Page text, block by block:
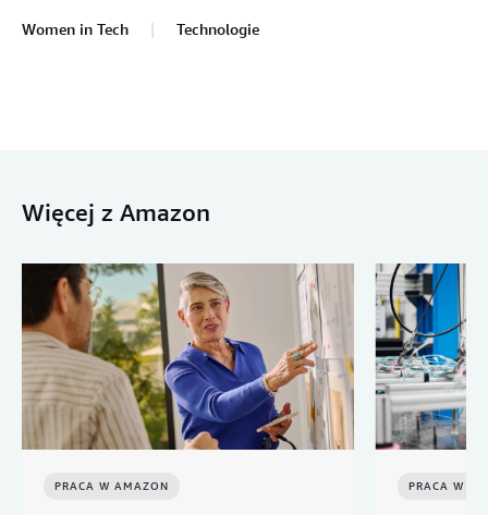
Women in Tech Technologie
Więcej z Amazon
PRACA W AMAZON PRACA W